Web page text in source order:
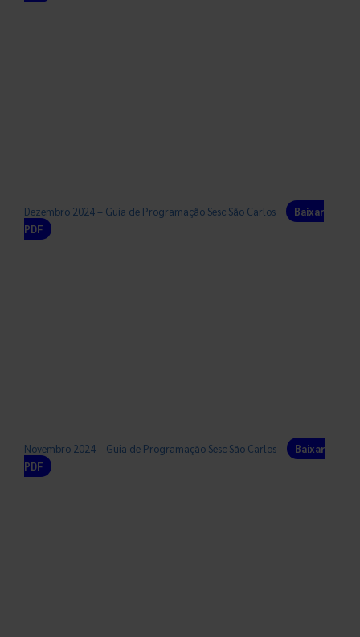
Dezembro 2024 – Guia de Programação Sesc São Carlos
Baixar
PDF
Novembro 2024 – Guia de Programação Sesc São Carlos
Baixar
PDF